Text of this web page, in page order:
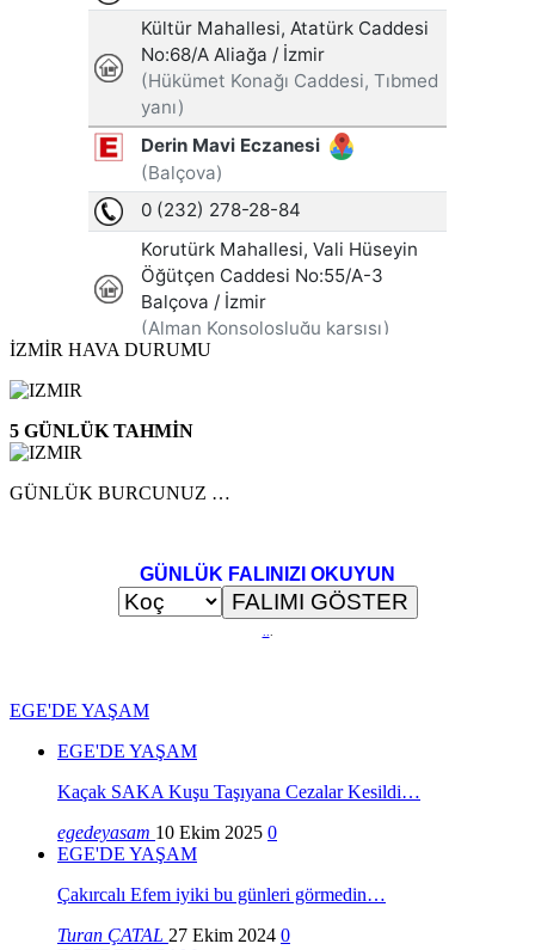
İZMİR HAVA DURUMU
5 GÜNLÜK TAHMİN
GÜNLÜK BURCUNUZ …
GÜNLÜK FALINIZI OKUYUN
...
EGE'DE YAŞAM
EGE'DE YAŞAM
Kaçak SAKA Kuşu Taşıyana Cezalar Kesildi…
egedeyasam 10 Ekim 2025 0
EGE'DE YAŞAM
Çakırcalı Efem iyiki bu günleri görmedin…
Turan ÇATAL 27 Ekim 2024 0